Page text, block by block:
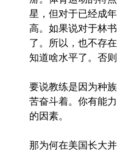
星，但对于已经成
高。如果说对于林
了。所以，也不存
知道啥水平了。否
要说教练是因为种
苦奋斗着。你有能
的因素。
那为何在美国长大